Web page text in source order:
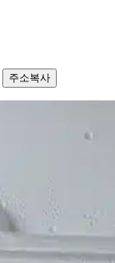
주소복사